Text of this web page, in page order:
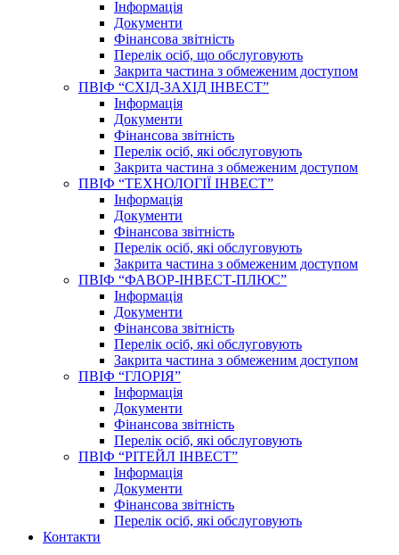
Інформація
Документи
Фінансова звітність
Перелік осіб, що обслуговують
Закрита частина з обмеженим доступом
ПВІФ “СХІД-ЗАХІД ІНВЕСТ”
Інформація
Документи
Фінансова звітність
Перелік осіб, які обслуговують
Закрита частина з обмеженим доступом
ПВІФ “ТЕХНОЛОГІЇ ІНВЕСТ”
Інформація
Документи
Фінансова звітність
Перелік осіб, які обслуговують
Закрита частина з обмеженим доступом
ПВІФ “ФАВОР-ІНВЕСТ-ПЛЮС”
Інформація
Документи
Фінансова звітність
Перелік осіб, які обслуговують
Закрита частина з обмеженим доступом
ПВІФ “ГЛОРІЯ”
Інформація
Документи
Фінансова звітність
Перелік осіб, які обслуговують
ПВІФ “РІТЕЙЛ ІНВЕСТ”
Інформація
Документи
Фінансова звітність
Перелік осіб, які обслуговують
Контакти